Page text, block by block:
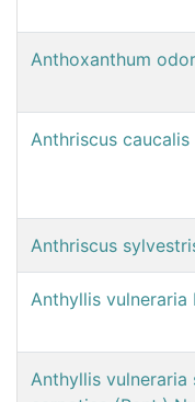
Anthoxanthum
Anthriscus caucalis
Anthriscus
Anthyllis vulneraria
Anthyllis vulneraria